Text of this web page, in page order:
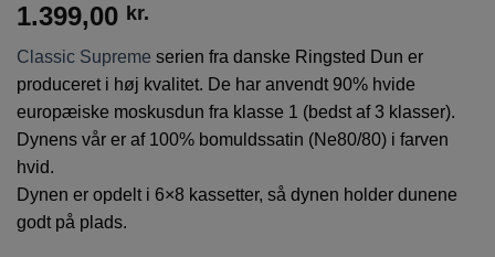
1.399,00 kr.
Classic Supreme serien fra danske Ringsted Dun er
produceret i høj kvalitet. De har anvendt 90% hvide
europæiske moskusdun fra klasse 1 (bedst af 3 klasser).
Dynens vår er af 100% bomuldssatin (Ne80/80) i farven
hvid.
Dynen er opdelt i 6×8 kassetter, så dynen holder dunene
godt på plads.